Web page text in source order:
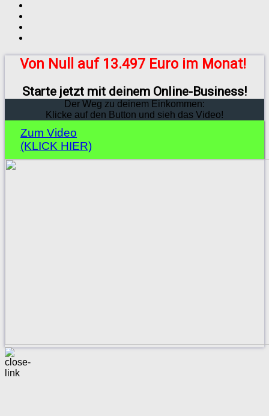
Von Null auf 13.497 Euro im Monat!
Starte jetzt mit deinem Online-Business!
Der Weg zu deinem Einkommen:
Klicke auf den Button und sieh das Video!
Zum Video
(KLICK HIER)